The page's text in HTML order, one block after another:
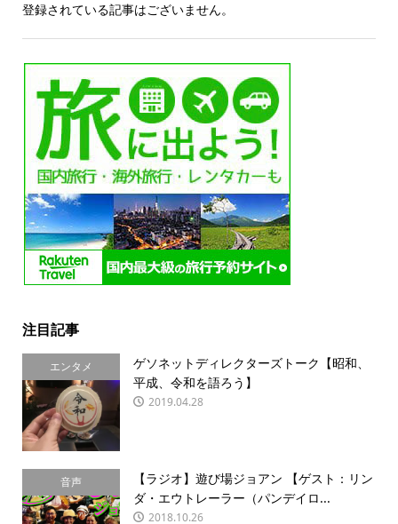
登録されている記事はございません。
注目記事
エンタメ
ゲソネットディレクターズトーク【昭和、
平成、令和を語ろう】
2019.04.28
音声
【ラジオ】遊び場ジョアン 【ゲスト：リン
ダ・エウトレーラー（パンデイロ...
2018.10.26